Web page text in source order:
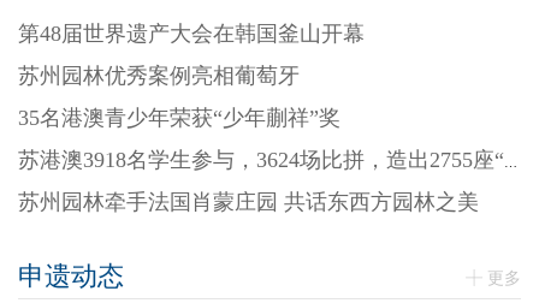
第48届世界遗产大会在韩国釜山开幕
苏州园林优秀案例亮相葡萄牙
35名港澳青少年荣获“少年蒯祥”奖
苏港澳3918名学生参与，3624场比拼，造出2755座“迷你园林”
苏州园林牵手法国肖蒙庄园 共话东西方园林之美
申遗动态 更多